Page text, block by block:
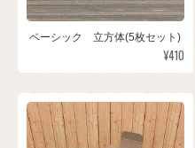
ベーシック 立方体(5枚セット)
¥410